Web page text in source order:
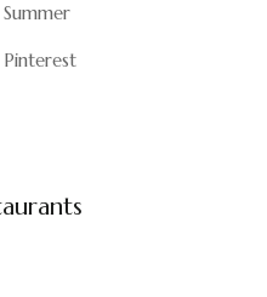
Summer
Pinterest